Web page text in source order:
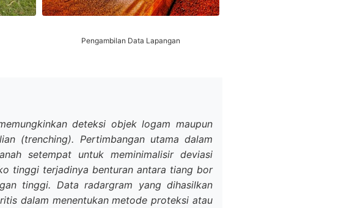
Pengambilan Data Lapangan
deteksi objek logam maupun
(trenching). Pertimbangan utama dalam
setempat untuk meminimalisir deviasi
tinggi terjadinya benturan antara tiang bor
tinggi. Data radargram yang dihasilkan
dalam menentukan metode proteksi atau